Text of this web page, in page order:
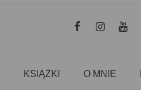
KSIĄŻKI O MNIE